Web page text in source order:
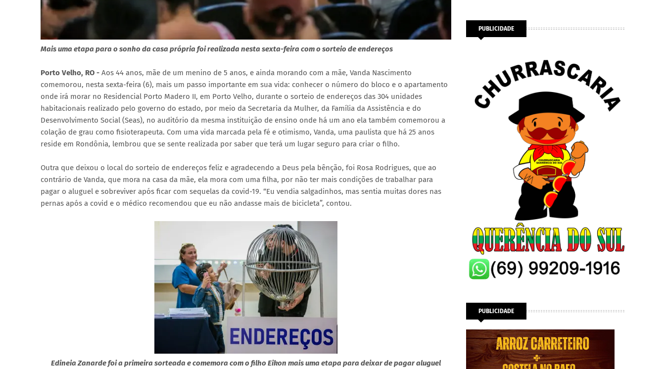
Mais uma etapa para o sonho da casa própria foi realizada nesta sexta-feira com o sorteio de endereços
Porto Velho, RO - Aos 44 anos, mãe de um menino de 5 anos, e ainda morando com a mãe, Vanda Nascimento
comemorou, nesta sexta-feira (6), mais um passo importante em sua vida: conhecer o número do bloco e o apartamento
onde irá morar no Residencial Porto Madero II, em Porto Velho, durante o sorteio de endereços das 304 unidades
habitacionais realizado pelo governo do estado, por meio da Secretaria da Mulher, da Família da Assistência e do
Desenvolvimento Social (Seas), no auditório da mesma instituição de ensino onde há um ano ela também comemorou a
colação de grau como fisioterapeuta. Com uma vida marcada pela fé e otimismo, Vanda, uma paulista que há 25 anos
reside em Rondônia, lembrou que se sente realizada por saber que terá um lugar seguro para criar o filho.
Outra que deixou o local do sorteio de endereços feliz e agradecendo a Deus pela bênção, foi Rosa Rodrigues, que ao
contrário de Vanda, que mora na casa da mãe, ela mora com uma filha, por não ter mais condições de trabalhar para
pagar o aluguel e sobreviver após ficar com sequelas da covid-19. “Eu vendia salgadinhos, mas sentia muitas dores nas
pernas após a covid e o médico recomendou que eu não andasse mais de bicicleta”, contou.
Edineia Zanarde foi a primeira sorteada e comemora com o filho Eikon mais uma etapa para deixar de pagar aluguel
PUBLICIDADE
PUBLICIDADE